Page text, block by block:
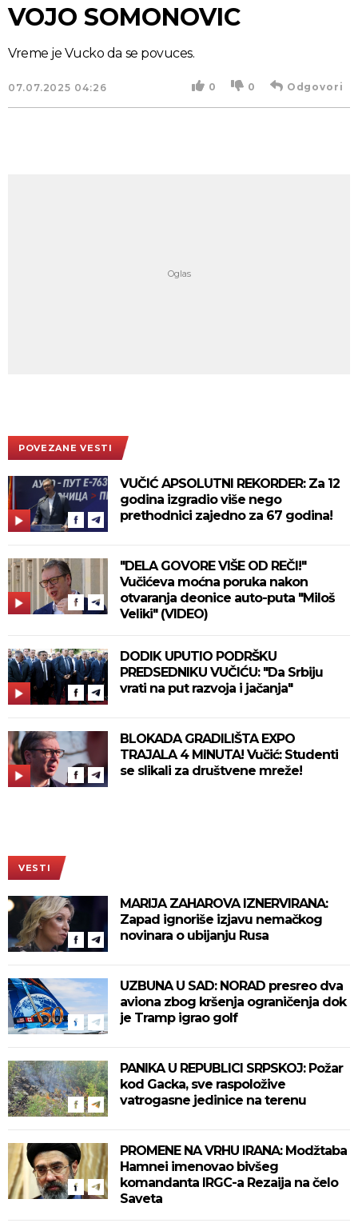
VOJO SOMONOVIC
Vreme je Vucko da se povuces.
07.07.2025 04:26 0 0 Odgovori
POVEZANE VESTI
VUČIĆ APSOLUTNI REKORDER: Za 12
godina izgradio više nego
prethodnici zajedno za 67 godina!
"DELA GOVORE VIŠE OD REČI!"
Vučićeva moćna poruka nakon
otvaranja deonice auto-puta "Miloš
Veliki" (VIDEO)
DODIK UPUTIO PODRŠKU
PREDSEDNIKU VUČIĆU: "Da Srbiju
vrati na put razvoja i jačanja"
BLOKADA GRADILIŠTA EXPO
TRAJALA 4 MINUTA! Vučić: Studenti
se slikali za društvene mreže!
VESTI
MARIJA ZAHAROVA IZNERVIRANA:
Zapad ignoriše izjavu nemačkog
novinara o ubijanju Rusa
UZBUNA U SAD: NORAD presreo dva
aviona zbog kršenja ograničenja dok
je Tramp igrao golf
PANIKA U REPUBLICI SRPSKOJ: Požar
kod Gacka, sve raspoložive
vatrogasne jedinice na terenu
PROMENE NA VRHU IRANA: Modžtaba
Hamnei imenovao bivšeg
komandanta IRGC-a Rezaija na čelo
Saveta